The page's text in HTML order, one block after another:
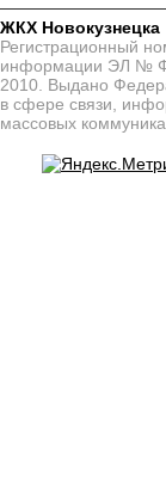
ЖКХ Новокузнецка
Регистрационный
информации ЭЛ №
2010. Выдано
в сфере связи,
массовых